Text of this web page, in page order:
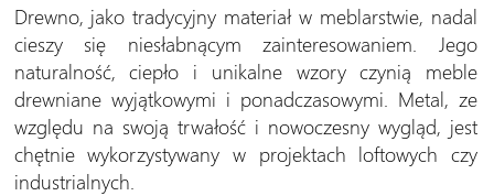
Drewno, jako tradycyjny materiał w meblarstwie, nadal
cieszy się niesłabnącym zainteresowaniem. Jego
naturalność, ciepło i unikalne wzory czynią meble
drewniane wyjątkowymi i ponadczasowymi. Metal, ze
względu na swoją trwałość i nowoczesny wygląd, jest
chętnie wykorzystywany w projektach loftowych czy
industrialnych.